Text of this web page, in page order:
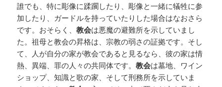
誰でも、特に彫像に蹂躙したり、彫像と一緒に犠牲に参
加したり、ガードルを持っていたりした場合はなおさら
です。おそらく、教会は悪魔の避難所を示していまし
た。祖母と教会の昇格は、宗教の弱さの証拠です。そし
て、人が自分の家が教会であると見るなら、彼の家は情
熱、異端、罪の人々の共同体です。教会は墓地、ワイン
ショップ、知識と歌の家、そして刑務所を示していま